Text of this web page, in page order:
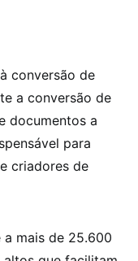
conversão de
a conversão de
documentos a
para
criadores de
mais de 25.600